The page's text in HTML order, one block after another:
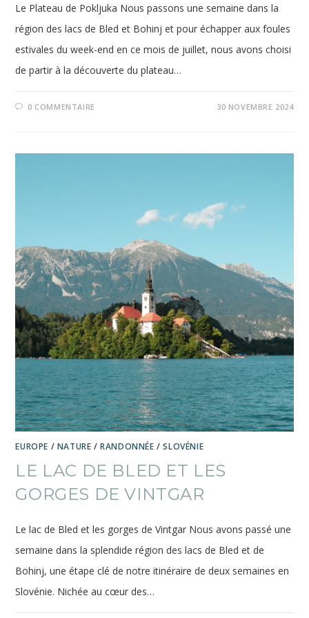
Le Plateau de Pokljuka Nous passons une semaine dans la
région des lacs de Bled et Bohinj et pour échapper aux foules
estivales du week-end en ce mois de juillet, nous avons choisi
de partir à la découverte du plateau…
0 COMMENTAIRE 30 NOVEMBRE 2024
EUROPE / NATURE /RANDONNÉE /SLOVÉNIE
LE LAC DE BLED ET LES
GORGES DE VINTGAR
Le lac de Bled et les gorges de Vintgar Nous avons passé une
semaine dans la splendide région des lacs de Bled et de
Bohinj, une étape clé de notre itinéraire de deux semaines en
Slovénie. Nichée au cœur des…